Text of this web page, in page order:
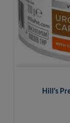
Hill's